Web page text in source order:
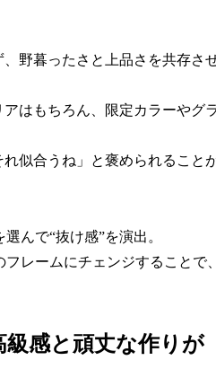
野暮ったさと上品さを共存さ
はもちろん、限定カラーやグ
似合うね」と褒められること
んで“抜け感”を演出。
レームにチェンジすることで
感と頑丈な作りが